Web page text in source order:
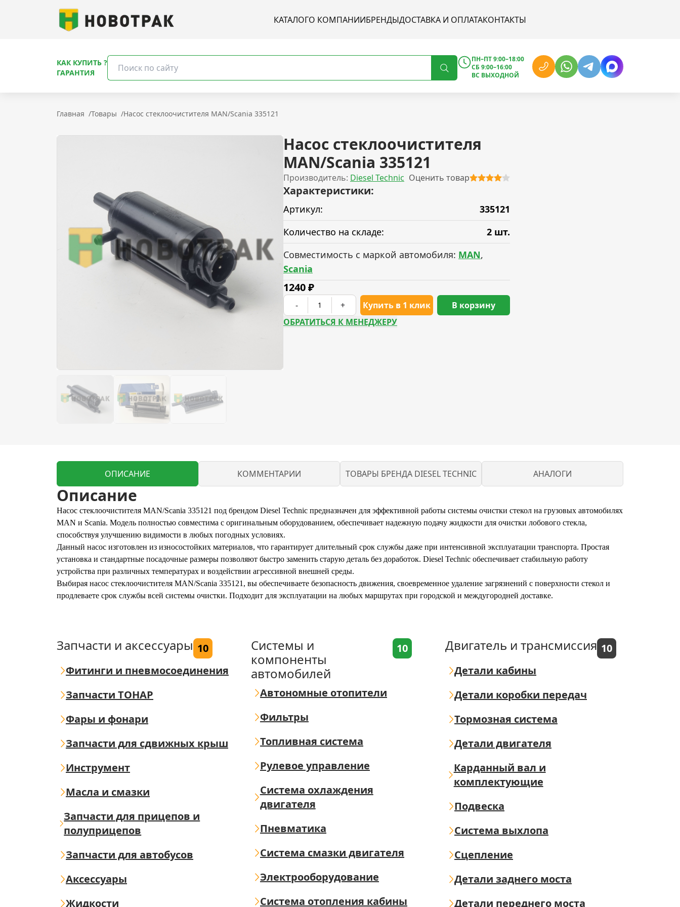
КАТАЛОГО КОМПАНИИБРЕНДЫДОСТАВКА И ОПЛАТАКОНТАКТЫ
КАК КУПИТЬ ?
ГАРАНТИЯ
ПН–ПТ 9:00–18:00
СБ 9:00–16:00
ВС ВЫХОДНОЙ
Главная /Товары /Насос стеклоочистителя MAN/Scania 335121
Насос стеклоочистителя
MAN/Scania 335121
Производитель: Diesel Technic Оценить товар
Характеристики:
Артикул:
335121
Количество на складе:
2 шт.
Совместимость с маркой автомобиля: MAN,
Scania
1240₽
- + Купить в 1 клик
В корзину
ОБРАТИТЬСЯ К МЕНЕДЖЕРУ
ОПИСАНИЕ КОММЕНТАРИИ ТОВАРЫ БРЕНДА DIESEL TECHNIC АНАЛОГИ
Описание
Насос стеклоочистителя MAN/Scania 335121 под брендом Diesel Technic предназначен для эффективной работы системы очистки стекол на грузовых автомобилях
MAN и Scania. Модель полностью совместима с оригинальным оборудованием, обеспечивает надежную подачу жидкости для очистки лобового стекла,
способствуя улучшению видимости в любых погодных условиях.
Данный насос изготовлен из износостойких материалов, что гарантирует длительный срок службы даже при интенсивной эксплуатации транспорта. Простая
установка и стандартные посадочные размеры позволяют быстро заменить старую деталь без доработок. Diesel Technic обеспечивает стабильную работу
устройства при различных температурах и воздействии агрессивной внешней среды.
Выбирая насос стеклоочистителя MAN/Scania 335121, вы обеспечиваете безопасность движения, своевременное удаление загрязнений с поверхности стекол и
продлеваете срок службы всей системы очистки. Подходит для эксплуатации на любых маршрутах при городской и междугородней доставке.
Запчасти и аксессуары 10
Фитинги и пневмосоединения
Запчасти ТОНАР
Фары и фонари
Запчасти для сдвижных крыш
Инструмент
Масла и смазки
Запчасти для прицепов и
полуприцепов
Запчасти для автобусов
Аксессуары
Жидкости
Системы и
компоненты
автомобилей
10
Автономные отопители
Фильтры
Топливная система
Рулевое управление
Система охлаждения
двигателя
Пневматика
Система смазки двигателя
Электрооборудование
Система отопления кабины
Двигатель и трансмиссия 10
Детали кабины
Детали коробки передач
Тормозная система
Детали двигателя
Карданный вал и
комплектующие
Подвеска
Система выхлопа
Сцепление
Детали заднего моста
Детали переднего моста